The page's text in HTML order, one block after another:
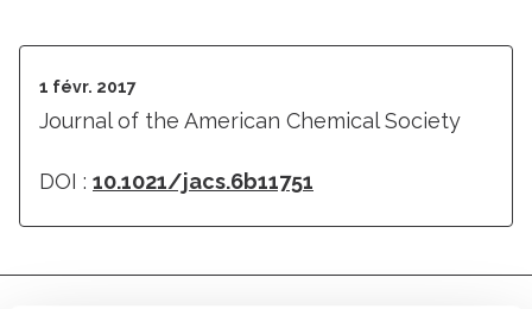
1 févr. 2017
Journal of the American Chemical Society
DOI : 10.1021/jacs.6b11751